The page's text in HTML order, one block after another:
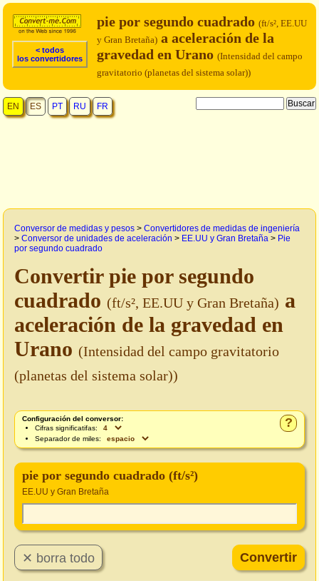
< todos
los convertidores
pie por segundo cuadrado (ft/s², EE.UU
y Gran Bretaña) a aceleración de la
gravedad en Urano (Intensidad del campo
gravitatorio (planetas del sistema solar))
EN ES PT RU FR
Conversor de medidas y pesos > Convertidores de medidas de ingeniería
> Conversor de unidades de aceleración > EE.UU y Gran Bretaña > Pie
por segundo cuadrado
Convertir pie por segundo
cuadrado (ft/s², EE.UU y Gran Bretaña) a
aceleración de la gravedad en
Urano (Intensidad del campo gravitatorio
(planetas del sistema solar))
?
Configuración del conversor:
Cifras significatifas:
Separador de miles:
pie por segundo cuadrado (ft/s²)
EE.UU y Gran Bretaña